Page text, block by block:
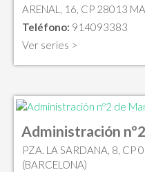
ARENAL, 16, CP 28013
Teléfono: 914093383
Ver series >
Administración
PZA. LA SARDANA, 8, CP
(BARCELONA)